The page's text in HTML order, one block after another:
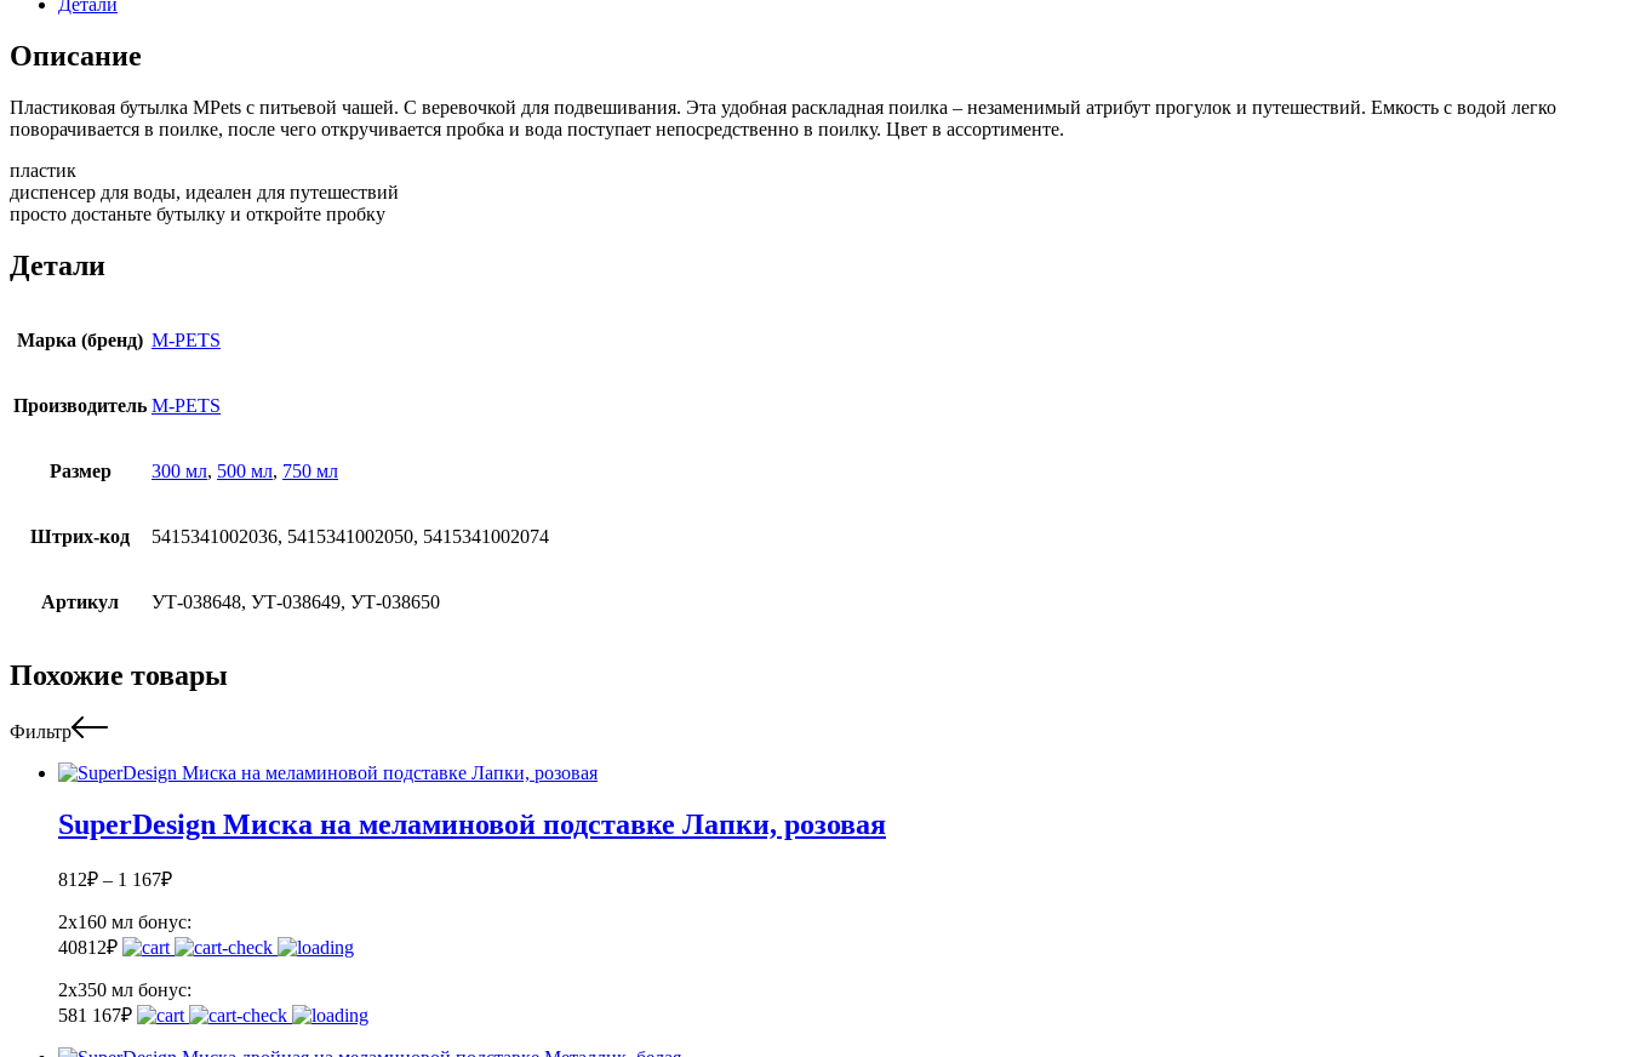
Описание
Пластиковая бутылка MPets с питьевой чашей. С веревочкой для подвешивания. Эта удобная раскладная поилка – незаменимый атрибут прогулок и путешествий. Емкость с водой легко
поворачивается в поилке, после чего откручивается пробка и вода поступает непосредственно в поилку. Цвет в ассортименте.
пластик
диспенсер для воды, идеален для путешествий
просто достаньте бутылку и откройте пробку
Детали
Марка (бренд) M-PETS
Производитель M-PETS
Размер 300 мл, 500 мл, 750 мл
Штрих-код 5415341002036, 5415341002050, 5415341002074
Артикул УТ-038648, УТ-038649, УТ-038650
Похожие товары
Фильтр
SuperDesign Миска на меламиновой подставке Лапки, розовая
812₽ – 1 167₽
2x160 мл бонус:
40812₽
2x350 мл бонус:
581 167₽